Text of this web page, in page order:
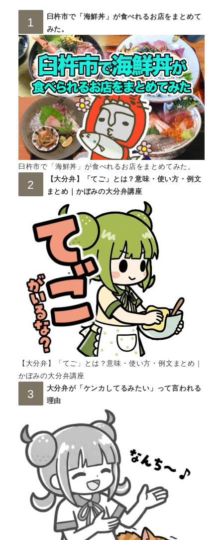
臼杵市で「海鮮丼」が食べれるお店をまとめて
みた。
臼杵市で「海鮮丼」が食べれるお店をまとめてみた。
【大分弁】「てご」とは？意味・使い方・例文
まとめ｜かぼみの大分弁講座
【大分弁】「てご」とは？意味・使い方・例文まとめ｜
かぼみの大分弁講座
大分弁が「ケンカしてるみたい」って言われる
理由